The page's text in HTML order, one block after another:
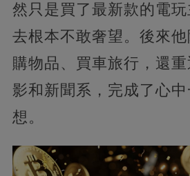
然只是買了最新款的電
去根本不敢奢望。後來
購物品、買車旅行，還
影和新聞系，完成了心
想。